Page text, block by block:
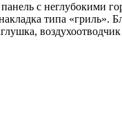
с неглубокими
типа «гриль».